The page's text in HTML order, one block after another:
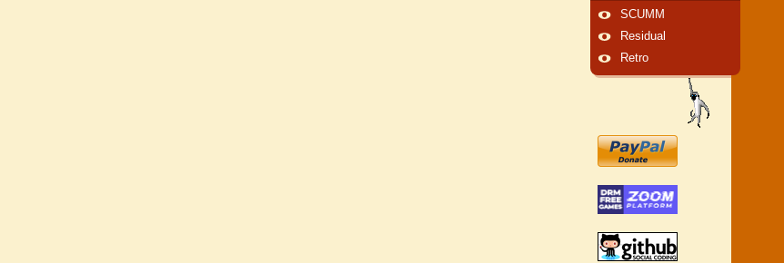
SCUMM
Residual
Retro